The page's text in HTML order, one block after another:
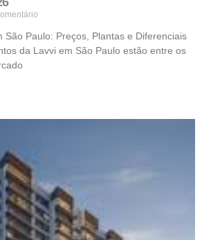
São Paulo: Preços, Plantas e Diferenciais
da Lavvi em São Paulo estão entre os